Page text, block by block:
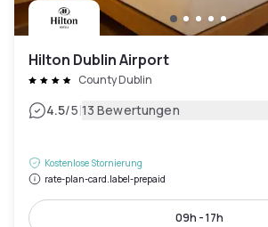
Hilton Dublin Airport
County Dublin
4.5/5|13 Bewertungen
Kostenlose Stornierung
rate-plan-card.label-prepaid
09h - 17h